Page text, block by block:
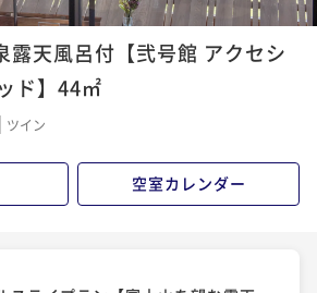
露天風呂付【弐号館 アクセシ
ド】44㎡
ツイン
空室カレンダー